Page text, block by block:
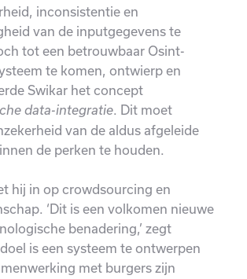
inconsistentie en
van de inputgegevens te
tot een betrouwbaar Osint-
te komen, ontwierp en
Swikar het concept
data-integratie . Dit moet
van de aldus afgeleide
de perken te houden.
hij in op crowdsourcing en
‘Dit is een volkomen nieuwe
benadering,’ zegt
doel is een ​​systeem te ontwerpen
met burgers zijn